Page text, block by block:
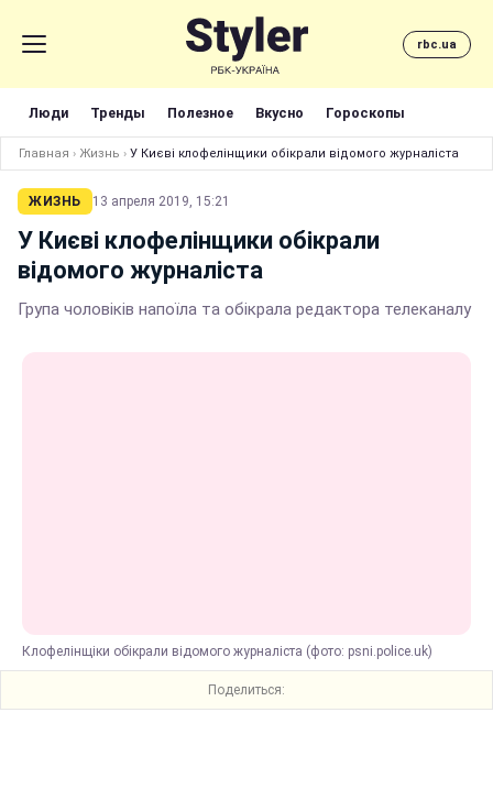
rbc.ua
Люди Тренды Полезное Вкусно Гороскопы
Главная › Жизнь › У Києві клофелінщики обікрали відомого журналіста
ЖИЗНЬ 13 апреля 2019, 15:21
У Києві клофелінщики обікрали
відомого журналіста
Група чоловіків напоїла та обікрала редактора телеканалу
Клофелінщіки обікрали відомого журналіста (фото: psni.police.uk)
Поделиться: